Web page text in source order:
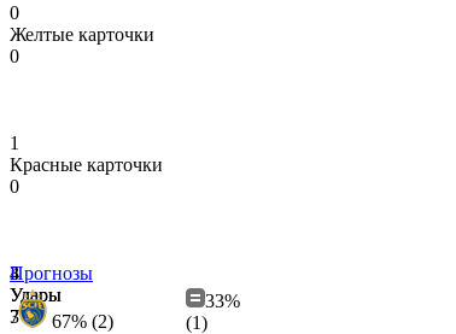
0
Желтые карточки
0
1
Красные карточки
0
3
Удары
3
4
Удары
7
Прогнозы
67% (2)
33%
(1)